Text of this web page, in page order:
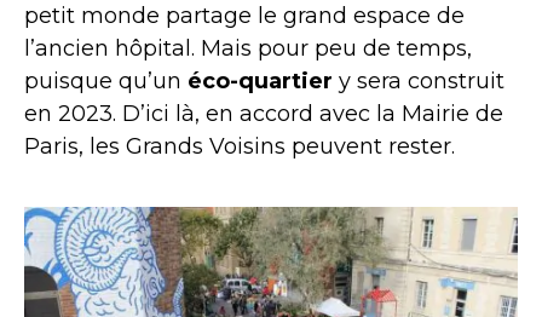
petit monde partage le grand espace de
l’ancien hôpital. Mais pour peu de temps,
puisque qu’un éco-quartier y sera construit
en 2023. D’ici là, en accord avec la Mairie de
Paris, les Grands Voisins peuvent rester.